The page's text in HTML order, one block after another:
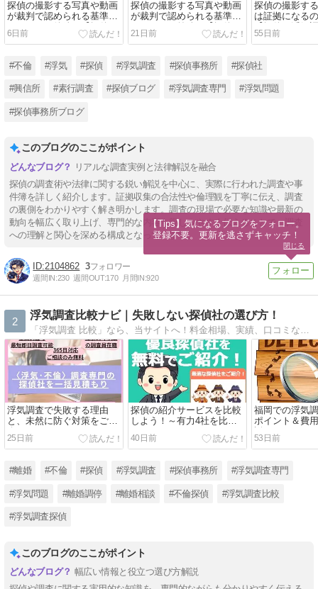
探偵の撮影する写真や動画
が裁判で認められる基準は
あるの？～後編～【探偵・
浮気調査ブログ】
6日前
探偵の撮影する写真や動画
が裁判で認められる基準は
あるの？～前編～【探偵・
浮気調査ブログ】
21日前
探偵の撮影す
は証拠になる
【探偵・浮気
55日前
#不倫 #浮気 #探偵 #浮気調査 #探偵事務所 #探偵社
#興信所 #素行調査 #探偵ブログ #浮気調査専門 #浮気問題
#探偵事務所ブログ
このブログのここがポイント
リアルな調査実例と法律解説を融合
探偵の調査術や法律に関する鋭い解説を中心に、実際に行われた調査や事
件簿を詳しく紹介します。証拠収集の合法性や倫理観を丁寧に伝え、調査
の裏側をわかりやすく解き明かします。調査の現場で必要な知識や最新の
動向を幅広く取り上げ、専門的な内容も親しみやすく伝えることで、調査
への理解と関心を深める構成となっています。
2104862 3
週間IN:230 週間OUT:170 月間IN:920
2
浮気調査比較ナビ｜失敗しない探偵社の選び方！
浮気調査で失敗する理由
と、未然に防ぐ対策をご紹
25日前
探偵の紹介サービスを比較
しよう！～有力4社を比較
40日前
福岡での浮気
ポイント＆費
53日前
#離婚 #不倫 #探偵 #浮気調査 #探偵事務所 #浮気調査専門
#浮気問題 #離婚調停 #離婚相談 #不倫探偵 #浮気調査比較
#浮気調査探偵
このブログのここがポイント
幅広い情報と役立つ選び方解説
【Tips】気になるブログをフォロー。
登録不要。更新を逃さずキャッチ！
閉じる